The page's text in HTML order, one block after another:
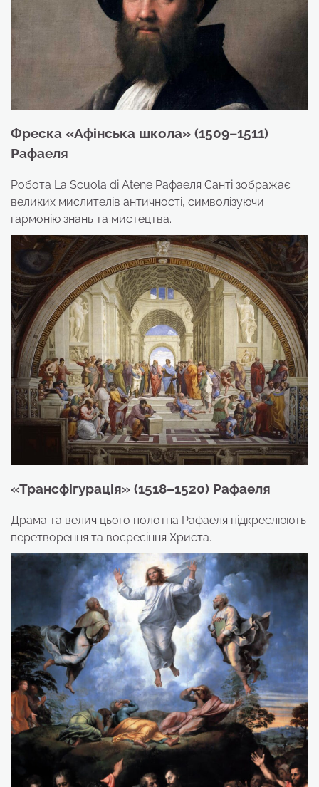
Фреска «Афінська школа» (1509–1511)
Рафаеля
Робота La Scuola di Atene Рафаеля Санті зображає
великих мислителів античності, символізуючи
гармонію знань та мистецтва.
«Трансфігурація» (1518–1520) Рафаеля
Драма та велич цього полотна Рафаеля підкреслюють
перетворення та восресіння Христа.